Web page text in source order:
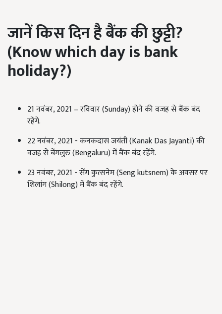
जानें किस दिन है बैंक की छुट्टी?
(Know which day is bank
holiday?)
21 नवंबर, 2021 – रविवार (Sunday) होने की वजह से बैंक बंद
रहेंगे.
22 नवंबर, 2021 - कनकदास जयंती (Kanak Das Jayanti) की
वजह से बेंगलुरु (Bengaluru) में बैंक बंद रहेंगे.
23 नवंबर, 2021 - सेंग कुत्सनेम (Seng kutsnem) के अवसर पर
शिलांग (Shilong) में बैंक बंद रहेंगे.